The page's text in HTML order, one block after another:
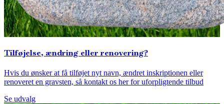
Tilføjelse, ændring eller renovering?
Hvis du ønsker at få tilføjet nyt navn, ændret inskriptionen eller
renoveret en gravsten, så kontakt os her for uforpligtende tilbud
Se udvalg